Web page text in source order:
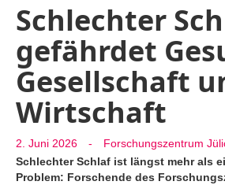
Schlechter
gefährdet
Gesellschaft
Wirtschaft
2. Juni 2026 -
Forschungszentrum
Schlechter Schlaf ist längst mehr als
Problem: Forschende des